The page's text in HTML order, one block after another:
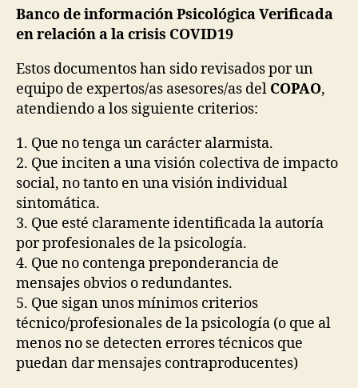
Banco de información Psicológica Verificada
en relación a la crisis COVID19
Estos documentos han sido revisados por un
equipo de expertos/as asesores/as del COPAO,
atendiendo a los siguiente criterios:
1. Que no tenga un carácter alarmista.
2. Que inciten a una visión colectiva de impacto
social, no tanto en una visión individual
sintomática.
3. Que esté claramente identificada la autoría
por profesionales de la psicología.
4. Que no contenga preponderancia de
mensajes obvios o redundantes.
5. Que sigan unos mínimos criterios
técnico/profesionales de la psicología (o que al
menos no se detecten errores técnicos que
puedan dar mensajes contraproducentes)